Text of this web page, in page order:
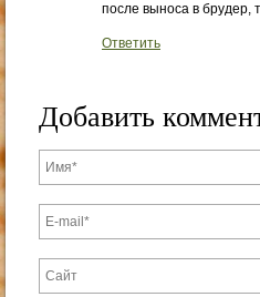
после выноса в брудер,
Ответить
Добавить